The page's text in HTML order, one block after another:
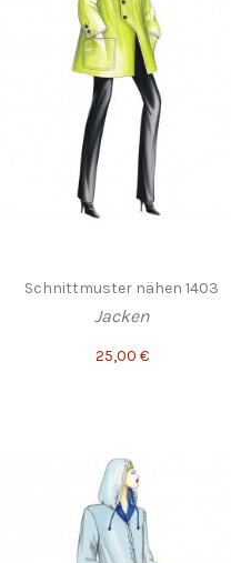
Schnittmuster nähen 1403
Jacken
25,00 €